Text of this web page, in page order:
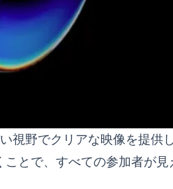
野でクリアな映像を提供し
とで、すべての参加者が見